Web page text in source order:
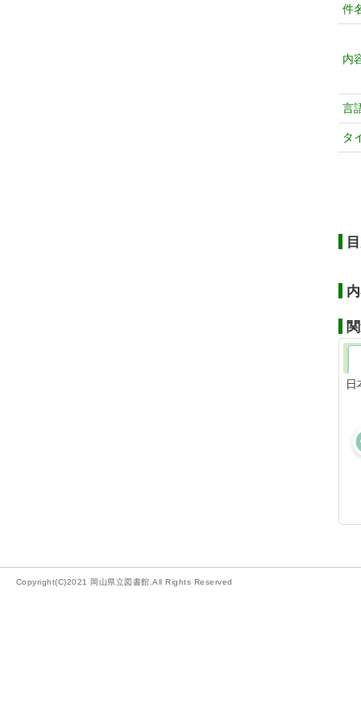
件
内
言
タ
日
Copyright(C)2021 岡山県立図書館.All Rights Reserved